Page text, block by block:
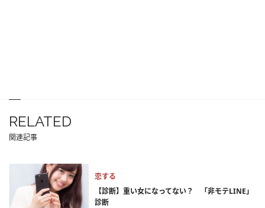
RELATED
関連記事
恋する
【診断】重い女になってない？ 「非モテLINE」
診断